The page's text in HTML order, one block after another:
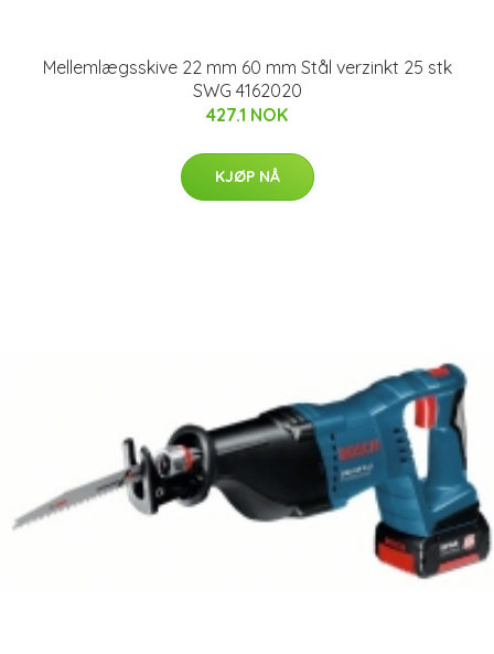
Mellemlægsskive 22 mm 60 mm Stål verzinkt 25 stk
SWG 4162020
427.1 NOK
KJØP NÅ